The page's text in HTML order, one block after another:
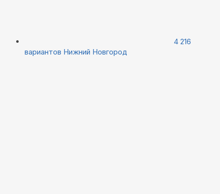
4 216
вариантов Нижний Новгород